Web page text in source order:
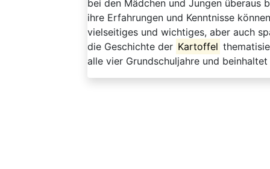
bei den Mädchen und Jungen überaus
ihre Erfahrungen und Kenntnisse
vielseitiges und wichtiges, aber auch
die Geschichte der Kartoffel
alle vier Grundschuljahre und